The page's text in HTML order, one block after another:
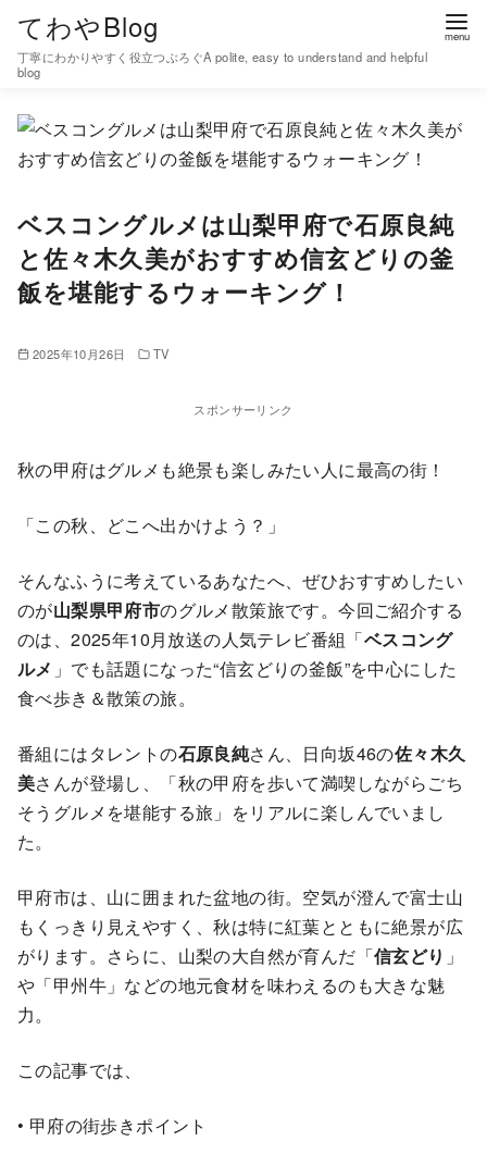
てわやBlog
丁寧にわかりやすく役立つぶろぐA polite, easy to understand and helpful
blog
ベスコングルメは山梨甲府で石原良純
と佐々木久美がおすすめ信玄どりの釜
飯を堪能するウォーキング！
2025年10月26日 TV
スポンサーリンク
秋の甲府はグルメも絶景も楽しみたい人に最高の街！
「この秋、どこへ出かけよう？」
そんなふうに考えているあなたへ、ぜひおすすめしたい
のが山梨県甲府市のグルメ散策旅です。今回ご紹介する
のは、2025年10月放送の人気テレビ番組「ベスコング
ルメ 」でも話題になった“信玄どりの釜飯”を中心にした
食べ歩き＆散策の旅。
番組にはタレントの石原良純さん、日向坂46の佐々木久
美さんが登場し、「秋の甲府を歩いて満喫しながらごち
そうグルメを堪能する旅」をリアルに楽しんでいまし
た。
甲府市は、山に囲まれた盆地の街。空気が澄んで富士山
もくっきり見えやすく、秋は特に紅葉とともに絶景が広
がります。さらに、山梨の大自然が育んだ「信玄どり 」
や「甲州牛」などの地元食材を味わえるのも大きな魅
力。
この記事では、
• 甲府の街歩きポイント